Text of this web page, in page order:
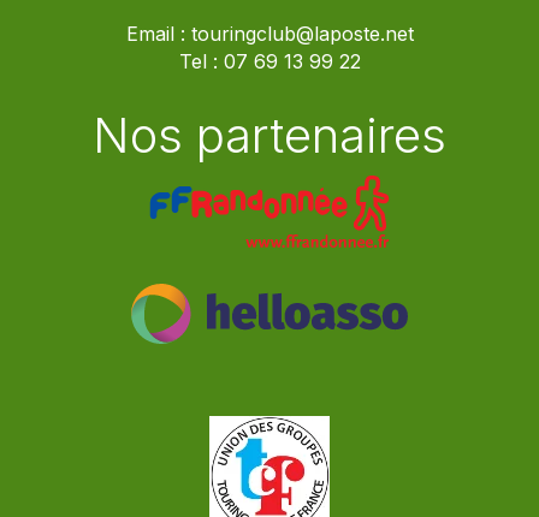
Email : touringclub@laposte.net
Tel : 07 69 13 99 22
Nos partenaires